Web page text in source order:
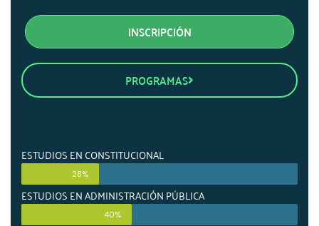
INSCRIPCIÓN
PROGRAMAS
ESTUDIOS EN CONSTITUCIONAL
28%
ESTUDIOS EN ADMINISTRACIÓN PÚBLICA
40%